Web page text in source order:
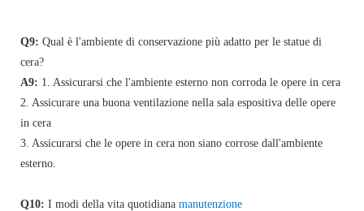
Q9: Qual è l'ambiente di conservazione più adatto per le statue di
cera?
A9: 1. Assicurarsi che l'ambiente esterno non corroda le opere in cera
2. Assicurare una buona ventilazione nella sala espositiva delle opere
in cera
3. Assicurarsi che le opere in cera non siano corrose dall'ambiente
esterno.
Q10: I modi della vita quotidiana manutenzione